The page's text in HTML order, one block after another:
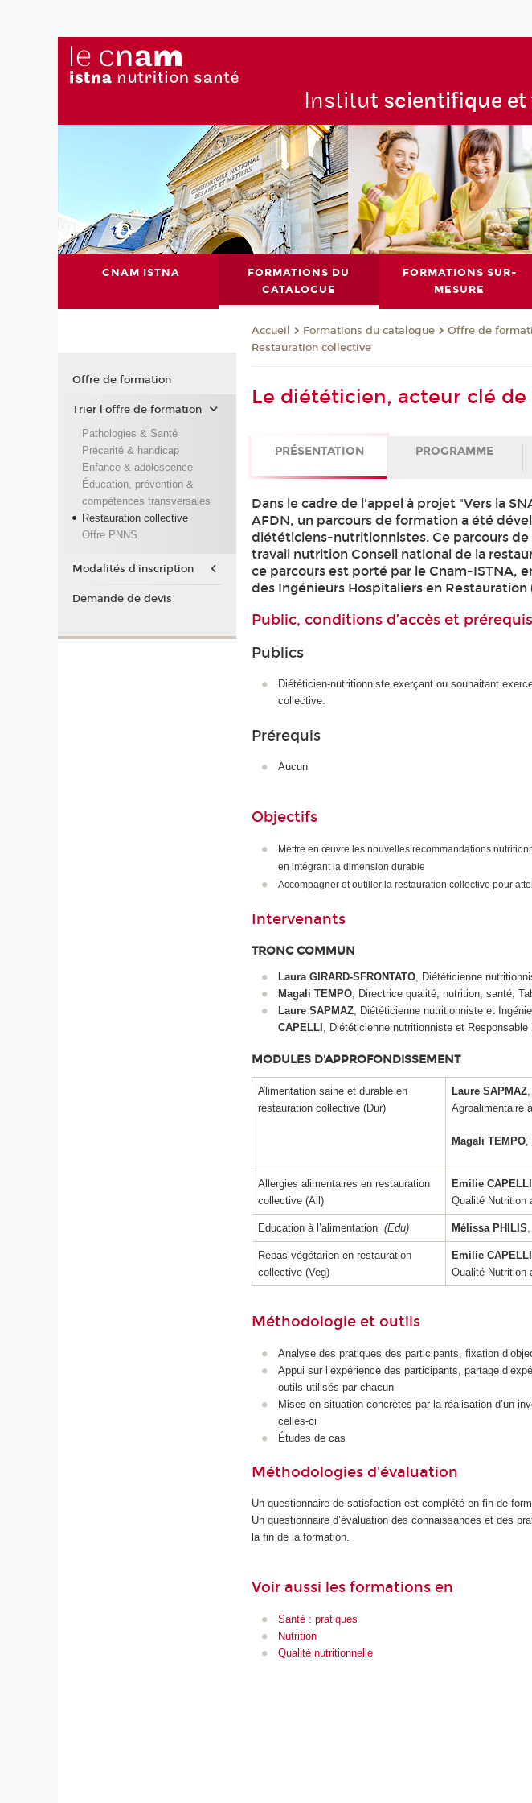
Institut scientifique et
CNAM ISTNA
FORMATIONS DU
CATALOGUE
FORMATIONS SUR-
MESURE
Accueil Formations du catalogue
Offre de
Restauration collective
Le diététicien, acteur clé
PRÉSENTATION PROGRAMME
Dans le cadre de l'appel à projet "Vers la
AFDN, un parcours de formation a été
diététiciens-nutritionnistes. Ce parcours
travail nutrition Conseil national de la
ce parcours est porté par le Cnam-ISTNA,
des Ingénieurs Hospitaliers en Restauration
Public, conditions d’accès et prérequis
Publics
Diététicien-nutritionniste exerçant ou souhaitant
collective.
Prérequis
Aucun
Objectifs
Mettre en œuvre les nouvelles recommandations
en intégrant la dimension durable
Accompagner et outiller la restauration collective pour
Intervenants
TRONC COMMUN
Laura GIRARD-SFRONTATO, Diététicienne
Magali TEMPO, Directrice qualité, nutrition, santé,
Laure SAPMAZ, Diététicienne nutritionniste et
CAPELLI
, Diététicienne nutritionniste et
MODULES D'APPROFONDISSEMENT
Alimentation saine et durable en
restauration collective (Dur)
Laure SAPMAZ,
Agroalimentaire
Magali TEMPO,
Allergies alimentaires en restauration
collective (All)
Emilie CAPELLI
Qualité Nutrition
Education à l’alimentation (Edu) Mélissa PHILIS
Repas végétarien en restauration
collective (Veg)
Emilie CAPELLI
Qualité Nutrition
Méthodologie et outils
Analyse des pratiques des participants, fixation
Appui sur l’expérience des participants, partage
outils utilisés par chacun
Mises en situation concrètes par la réalisation d’un
celles-ci
Études de cas
Méthodologies d'évaluation
Un questionnaire de satisfaction est complété en fin de
Un questionnaire d’évaluation des connaissances et des
la fin de la formation.
Voir aussi les formations en
Santé : pratiques
Nutrition
Qualité nutritionnelle
Offre de formation
Trier l'offre de formation
Pathologies & Santé
Précarité & handicap
Enfance & adolescence
Éducation, prévention &
compétences transversales
Restauration collective
Offre PNNS
Modalités d'inscription
Demande de devis